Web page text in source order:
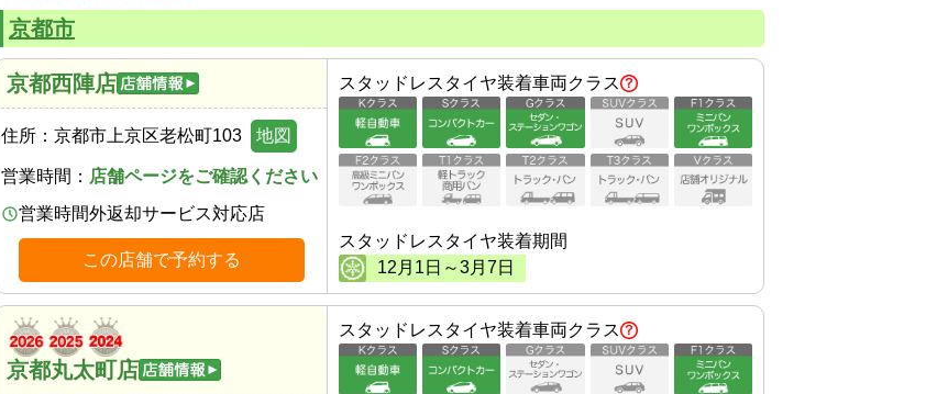
京都市
京都西陣店
住所： 京都市上京区老松町103 地図
営業時間： 店舗ページをご確認ください
営業時間外返却サービス対応店
この店舗で予約する
スタッドレスタイヤ装着車両クラス
スタッドレスタイヤ装着期間
12 月 1 日～3月 7日
京都丸太町店
スタッドレスタイヤ装着車両クラス